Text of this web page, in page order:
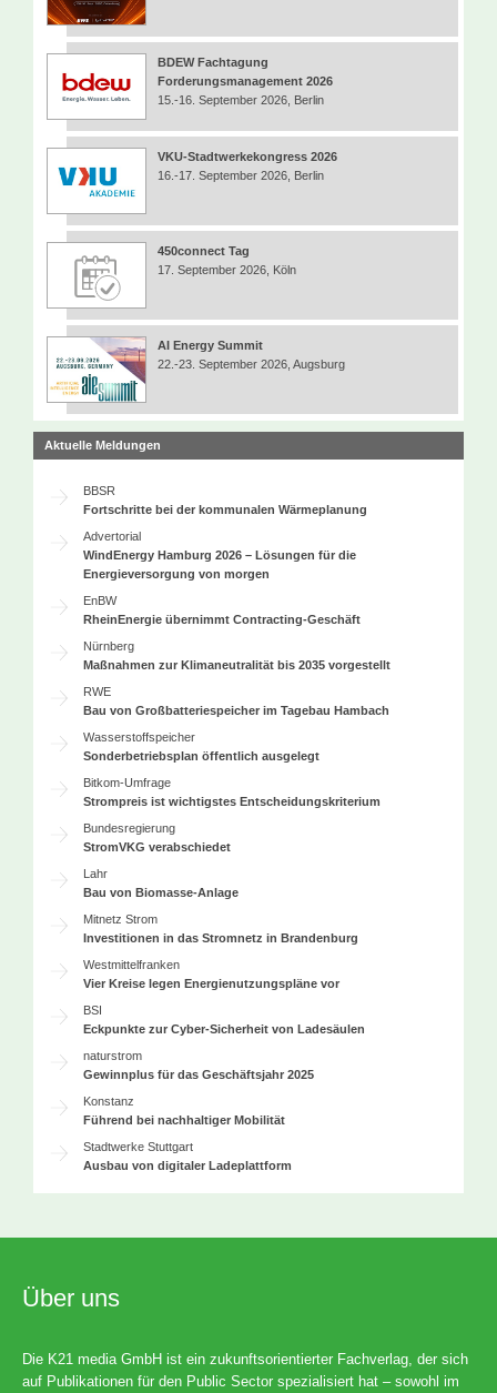
BDEW Fachtagung
Forderungsmanagement 2026
15.-16. September 2026, Berlin
VKU-Stadtwerkekongress 2026
16.-17. September 2026, Berlin
450connect Tag
17. September 2026, Köln
AI Energy Summit
22.-23. September 2026, Augsburg
Aktuelle Meldungen
BBSR
Fortschritte bei der kommunalen Wärmeplanung
Advertorial
WindEnergy Hamburg 2026 – Lösungen für die
Energieversorgung von morgen
EnBW
RheinEnergie übernimmt Contracting-Geschäft
Nürnberg
Maßnahmen zur Klimaneutralität bis 2035 vorgestellt
RWE
Bau von Großbatteriespeicher im Tagebau Hambach
Wasserstoffspeicher
Sonderbetriebsplan öffentlich ausgelegt
Bitkom-Umfrage
Strompreis ist wichtigstes Entscheidungskriterium
Bundesregierung
StromVKG verabschiedet
Lahr
Bau von Biomasse-Anlage
Mitnetz Strom
Investitionen in das Stromnetz in Brandenburg
Westmittelfranken
Vier Kreise legen Energienutzungspläne vor
BSI
Eckpunkte zur Cyber-Sicherheit von Ladesäulen
naturstrom
Gewinnplus für das Geschäftsjahr 2025
Konstanz
Führend bei nachhaltiger Mobilität
Stadtwerke Stuttgart
Ausbau von digitaler Ladeplattform
Über uns
Die K21 media GmbH ist ein zukunftsorientierter Fachverlag, der sich
auf Publikationen für den Public Sector spezialisiert hat – sowohl im